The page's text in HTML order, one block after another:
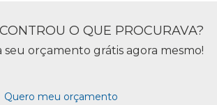
O QUE PROCURAVA?
seu orçamento grátis agora mesmo!
Quero meu orçamento